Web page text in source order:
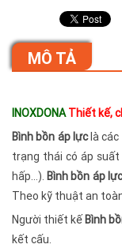
MÔ TẢ
INOXDONA Thiết kế,
Bình bồn áp lựclà các
trạng thái có áp suất
hấp…). Bình bồn áp lực
Theo kỹ thuật an
Người thiết kếBình
kết cấu.